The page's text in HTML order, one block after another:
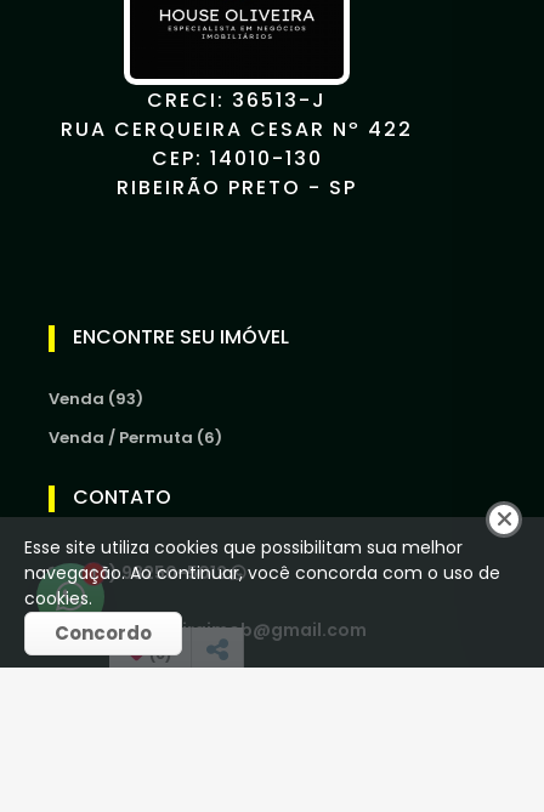
CRECI: 36513-J
RUA CERQUEIRA CESAR Nº 422
CEP: 14010-130
RIBEIRÃO PRETO - SP
ENCONTRE SEU IMÓVEL
Venda (93)
Venda / Permuta (6)
CONTATO
(16) 98250-5012
houseoliveiraimob@gmail.com
1
(0)
Esse site utiliza cookies que possibilitam sua melhor
navegação. Ao continuar, você concorda com o uso de
cookies.
Concordo